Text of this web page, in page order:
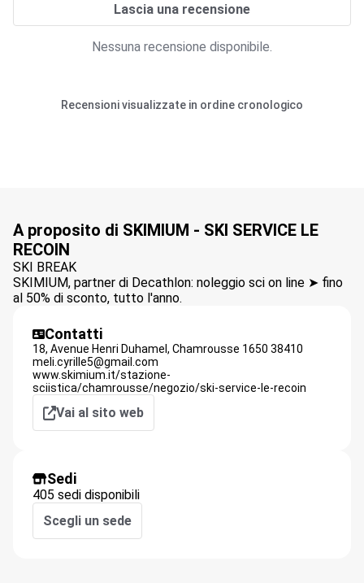
Lascia una recensione
Nessuna recensione disponibile.
Recensioni visualizzate in ordine cronologico
A proposito di SKIMIUM - SKI SERVICE LE
RECOIN
SKI BREAK
SKIMIUM, partner di Decathlon: noleggio sci on line ➤ fino
al 50% di sconto, tutto l'anno.
Contatti
18, Avenue Henri Duhamel, Chamrousse 1650 38410
meli.cyrille5@gmail.com
www.skimium.it/stazione-
sciistica/chamrousse/negozio/ski-service-le-recoin
Vai al sito web
Sedi
405 sedi disponibili
Scegli un sede